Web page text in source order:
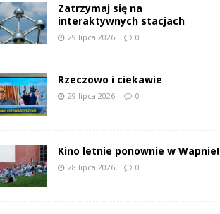
Zatrzymaj się na
interaktywnych stacjach
29 lipca 2026 0
Rzeczowo i ciekawie
29 lipca 2026 0
Kino letnie ponownie w Wapnie!
28 lipca 2026 0